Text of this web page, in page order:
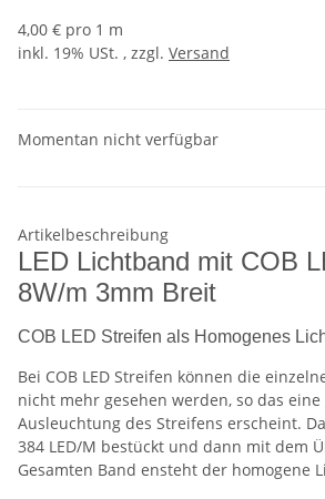
4,00 € pro 1 m
inkl. 19% USt. , zzgl. Versand
Momentan nicht verfügbar
Artikelbeschreibung
LED Lichtband mit COB
8W/m 3mm Breit
COB LED Streifen als Homogenes
Bei COB LED Streifen können die
nicht mehr gesehen werden, so das
Ausleuchtung des Streifens erscheint.
384 LED/M bestückt und dann mit dem
Gesamten Band ensteht der homogene